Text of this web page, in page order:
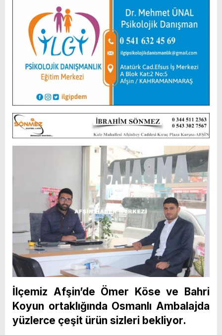
İlçemiz Afşin’de Ömer Köse ve Bahri
Koyun ortaklığında Osmanlı Ambalajda
yüzlerce çeşit ürün sizleri bekliyor.